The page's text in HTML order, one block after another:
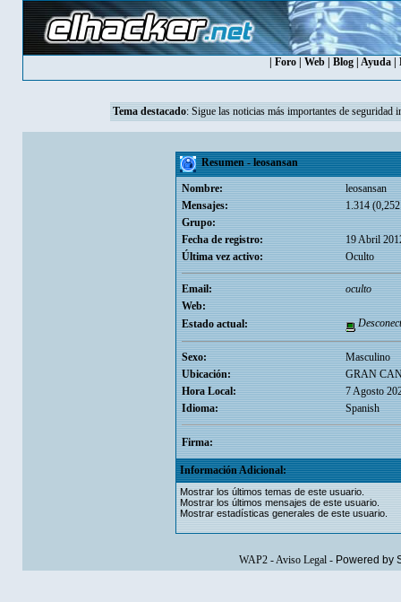
Foro Web Blog Ayuda
Tema destacado: Sigue las noticias más importantes de seguridad
Resumen - leosansan
Nombre:
leosansan
Mensajes:
1.314
Grupo:
Fecha de registro:
19 Abril
Última vez activo:
Oculto
Email:
oculto
Web:
Estado actual:
Sexo:
Masculino
Ubicación:
GRAN
Hora Local:
7 Agosto
Idioma:
Spanish
Firma:
Información Adicional:
Mostrar los últimos temas de este usuario.
Mostrar los últimos mensajes de este usuario.
Mostrar estadísticas generales de este usuario.
WAP2-Aviso Legal- Powered by